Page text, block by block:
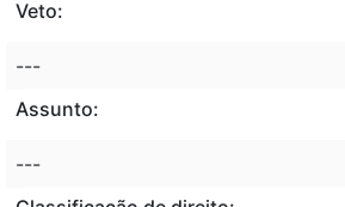
Veto:
---
Assunto:
---